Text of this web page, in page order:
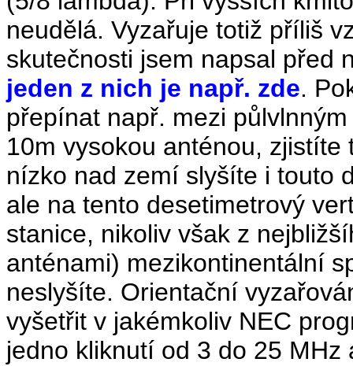
neudělá. Vyzařuje totiž příliš
skutečnosti jsem napsal před
jeden z nich je např. zde.
přepínat např. mezi
10m vysokou anténou,
nízko nad zemí slyšíte i touto
ale na tento desetimetrový
stanice, nikoliv však z
anténami) mezikontinentální
neslyšíte. Orientační
vyšetřit v jakémkoliv NEC
jedno kliknutí od 3 do 25